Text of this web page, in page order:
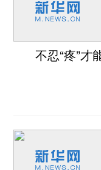
不忍“疼”才